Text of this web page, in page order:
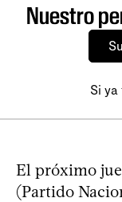
Nuestro
Si ya
El próximo
(Partido